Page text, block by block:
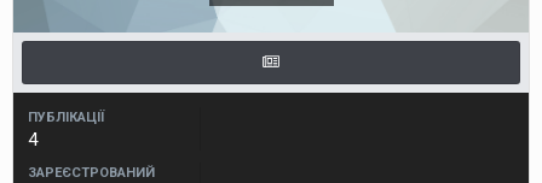
ПУБЛІКАЦІЇ
4
ЗАРЕЄСТРОВАНИЙ